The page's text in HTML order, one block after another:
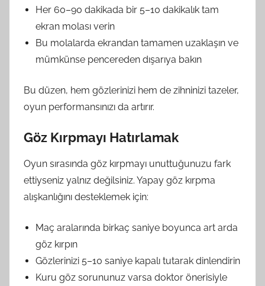
Her 60–90 dakikada bir 5–10 dakikalık tam
ekran molası verin
Bu molalarda ekrandan tamamen uzaklaşın ve
mümkünse pencereden dışarıya bakın
Bu düzen, hem gözlerinizi hem de zihninizi tazeler,
oyun performansınızı da artırır.
Göz Kırpmayı Hatırlamak
Oyun sırasında göz kırpmayı unuttuğunuzu fark
ettiyseniz yalnız değilsiniz. Yapay göz kırpma
alışkanlığını desteklemek için:
Maç aralarında birkaç saniye boyunca art arda
göz kırpın
Gözlerinizi 5–10 saniye kapalı tutarak dinlendirin
Kuru göz sorununuz varsa doktor önerisiyle